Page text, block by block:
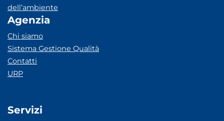
dell’ambiente
Agenzia
Chi siamo
Sistema Gestione Qualità
Contatti
URP
Servizi